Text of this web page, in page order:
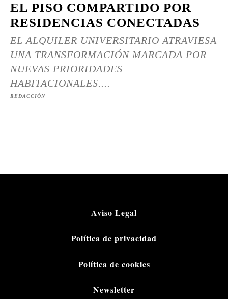
EL PISO COMPARTIDO POR
RESIDENCIAS CONECTADAS
EL ALQUILER UNIVERSITARIO ATRAVIESA
UNA TRANSFORMACIÓN MARCADA POR
NUEVAS PRIORIDADES
HABITACIONALES....
REDACCIÓN
Aviso Legal
Política de privacidad
Política de cookies
Newsletter